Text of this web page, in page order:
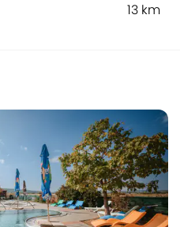
13 km